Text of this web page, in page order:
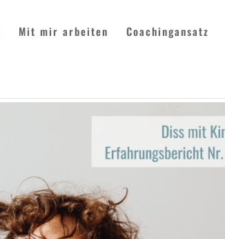
Mit mir arbeiten Coachingansatz